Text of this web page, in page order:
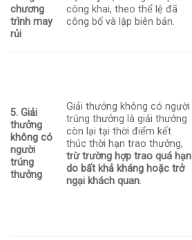
chương
trình may
rủi
công khai, theo thể lệ đã
công bố và lập biên bản.
5. Giải
thưởng
không có
người
trúng
thưởng
Giải thưởng không có người
trúng thưởng là giải thưởng
còn lại tại thời điểm kết
thúc thời hạn trao thưởng,
trừ trường hợp trao quá hạn
do bất khả kháng hoặc trở
ngại khách quan.